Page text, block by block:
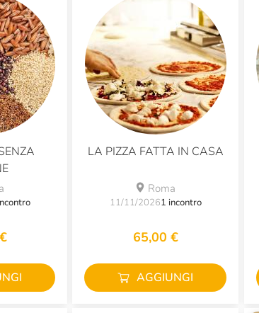
LA PIZZA FATTA IN CASA
Roma
11/11/20261 incontro
65,00 €
AGGIUNGI